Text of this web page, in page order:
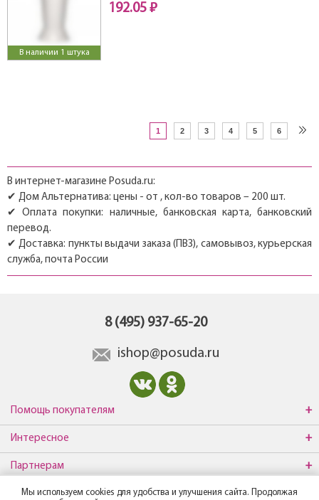
В наличии 1 штука
192.05 ₽
1 2 3 4 5 6
В интернет-магазине Posuda.ru:
✔ Дом Альтернатива: цены - от , кол-во товаров – 200 шт.
✔ Оплата покупки: наличные, банковская карта, банковский
перевод.
✔ Доставка: пункты выдачи заказа (ПВЗ), самовывоз, курьерская
служба, почта России
8 (495) 937-65-20
ishop@posuda.ru
Помощь покупателям
Интересное
Партнерам
О компании
Мы используем cookies для удобства и улучшения сайта. Продолжая